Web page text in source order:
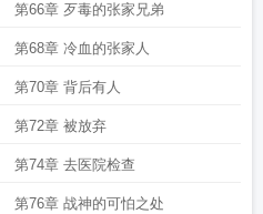
第66章 歹毒的张家兄弟
第68章 冷血的张家人
第70章 背后有人
第72章 被放弃
第74章 去医院检查
第76章 战神的可怕之处